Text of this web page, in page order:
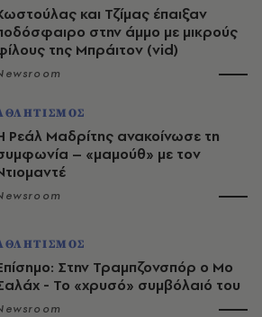
και Τζίμας έπαιξαν
στην άμμο με μικρούς
της Μπράιτον (vid)
Ρεάλ Μαδρίτης ανακοίνωσε τη
– «μαμούθ» με τον
Στην Τραμπζονσπόρ ο Μο
- Το «χρυσό» συμβόλαιό του